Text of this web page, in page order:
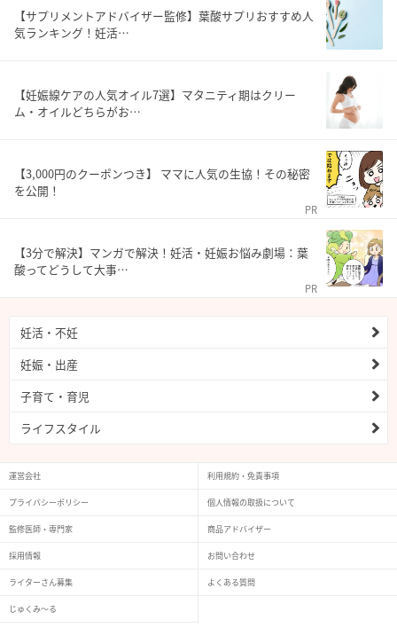
【サプリメントアドバイザー監修】葉酸サプリおすすめ人
気ランキング！妊活…
【妊娠線ケアの人気オイル7選】マタニティ期はクリー
ム・オイルどちらがお…
【3,000円のクーポンつき】 ママに人気の生協！その秘密
を公開！
PR
【3分で解決】マンガで解決！妊活・妊娠お悩み劇場：葉
酸ってどうして大事…
PR
妊活・不妊
妊娠・出産
子育て・育児
ライフスタイル
運営会社 利用規約・免責事項
プライバシーポリシー 個人情報の取扱について
監修医師・専門家 商品アドバイザー
採用情報 お問い合わせ
ライターさん募集 よくある質問
じゅくみ〜る